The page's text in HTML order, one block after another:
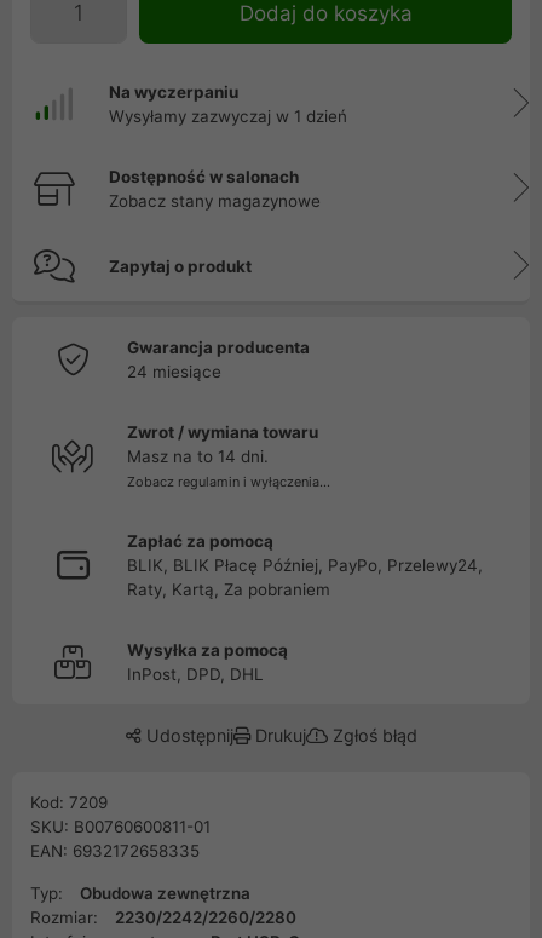
Dodaj do koszyka
Na wyczerpaniu
Wysyłamy zazwyczaj w 1 dzień
Dostępność w salonach
Zobacz stany magazynowe
Zapytaj o produkt
Gwarancja producenta
24 miesiące
Zwrot / wymiana towaru
Masz na to 14 dni.
Zobacz regulamin i wyłączenia...
Zapłać za pomocą
BLIK, BLIK Płacę Później, PayPo, Przelewy24,
Raty, Kartą, Za pobraniem
Wysyłka za pomocą
InPost, DPD, DHL
Udostępnij Drukuj Zgłoś błąd
Kod: 7209
SKU: B00760600811-01
EAN: 6932172658335
Typ:
Obudowa zewnętrzna
Rozmiar:
2230/2242/2260/2280